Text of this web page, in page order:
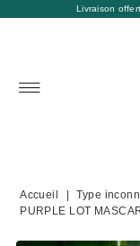
Livraison
Accueil | Type
PURPLE LOT